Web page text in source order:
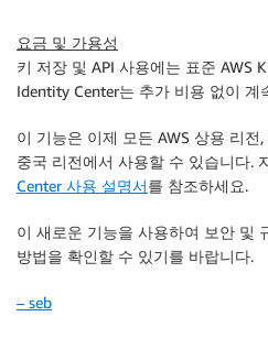
요금 및 가용성
키 저장 및 API 사용에는 표준 AWS
Identity Center는 추가 비용 없이 계
이 기능은 이제 모든 AWS 상용 리전
중국 리전에서 사용할 수 있습니다.
Center 사용 설명서를 참조하세요.
이 새로운 기능을 사용하여 보안 및
방법을 확인할 수 있기를 바랍니다.
– seb